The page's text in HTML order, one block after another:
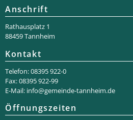
Anschrift
Rathaus­platz 1
88459 Tannheim
Kontakt
Telefon: 08395 922-0
Fax: 08395 922-99
E-Mail: info@gemeinde-tannheim.de
Öffnungszeiten